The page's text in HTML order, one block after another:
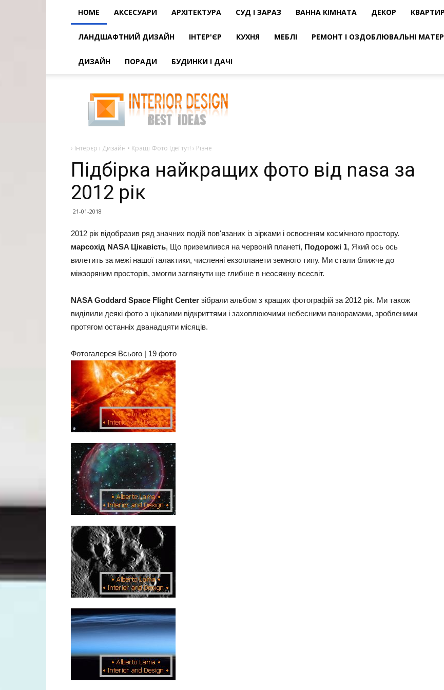
HOME АКСЕСУАРИ АРХІТЕКТУРА СУД І ЗАРАЗ ВАННА КІМНАТА ДЕКОР
ЛАНДШАФТНИЙ ДИЗАЙН ІНТЕР'ЄР КУХНЯ МЕБЛІ РЕМОНТ І ОЗДОБЛЮВАЛЬНІ
ДИЗАЙН ПОРАДИ БУДИНКИ І ДАЧІ
найкращих
фото
від
nasa
за
› Інтерєр і Дизайн • Кращі Фото Ідеї тут! › Різне
Підбірка найкращих фото від nasa за
2012 рік
21-01-2018
2012 рік відобразив ряд значних подій пов'язаних із зірками і освоєнням космічного простору.
марсохід NASA Цікавість, Що приземлився на червоній планеті, Подорожі 1, Який ось ось
вилетить за межі нашої галактики, численні екзопланети земного типу. Ми стали ближче до
міжзоряним просторів, змогли заглянути ще глибше в неосяжну всесвіт.
NASA Goddard Space Flight Center зібрали альбом з кращих фотографій за 2012 рік. Ми також
виділили деякі фото з цікавими відкриттями і захоплюючими небесними панорамами, зробленими
протягом останніх дванадцяти місяців.
Фотогалерея Всього | 19 фото